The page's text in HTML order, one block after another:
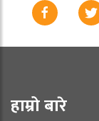
हाम्रो बारे